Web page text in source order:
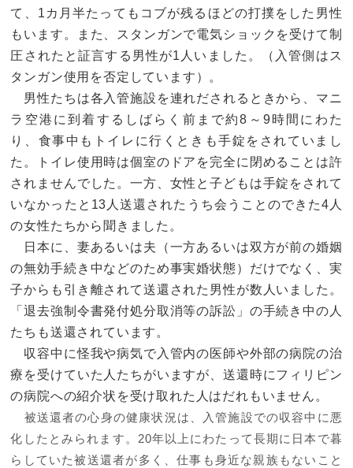
て、1カ月半たってもコブが残るほどの打撲をした男性
もいます。また、スタンガンで電気ショックを受けて制
圧されたと証言する男性が1人いました。（入管側はス
タンガン使用を否定しています）。
男性たちは各入管施設を連れだされるときから、マニ
ラ空港に到着するしばらく前まで約8～9時間にわた
り、食事中もトイレに行くときも手錠をされていまし
た。トイレ使用時は個室のドアを完全に閉めることは許
されませんでした。一方、女性と子どもは手錠をされて
いなかったと13人送還されたうち会うことのできた4人
の女性たちから聞きました。
日本に、妻あるいは夫（一方あるいは双方が前の婚姻
の無効手続き中などのため事実婚状態）だけでなく、実
子からも引き離されて送還された男性が数人いました。
「退去強制令書発付処分取消等の訴訟」の手続き中の人
たちも送還されています。
収容中に怪我や病気で入管内の医師や外部の病院の治
療を受けていた人たちがいますが、送還時にフィリピン
の病院への紹介状を受け取れた人はだれもいません。
被送還者の心身の健康状況は、入管施設での収容中に悪
化したとみられます。 20年以上にわたって長期に日本で暮
らしていた被送還者が多く、仕事も身近な親族もないこと